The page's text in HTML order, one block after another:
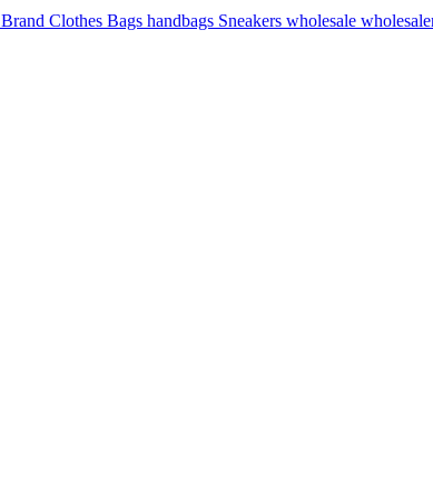
Clothes Bags handbags Sneakers wholesale